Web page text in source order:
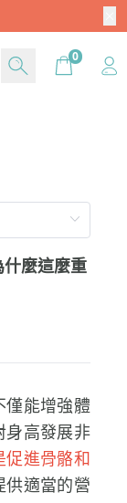
Cart
麼這麼重
僅能增強體
身高發展非
促進骨骼和